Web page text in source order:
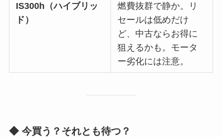
IS300h（ハイブリッ
ド）
燃費抜群で静か。リ
セールは低めだけ
ど、中古ならお得に
狙えるかも。モータ
ー劣化には注意。
◆ 今買う？それとも待つ？